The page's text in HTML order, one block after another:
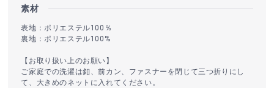
素材
表地：ポリエステル100％
裏地：ポリエステル100%
【お取り扱い上のお願い】
ご家庭での洗濯は釦、前カン、ファスナーを閉じて三つ折りにし
て、大きめのネットに入れてください。